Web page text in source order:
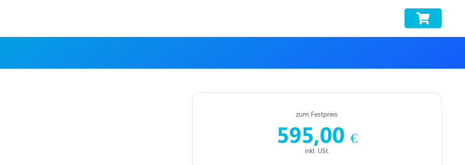
zum Festpreis
595,00 €
inkl. USt.